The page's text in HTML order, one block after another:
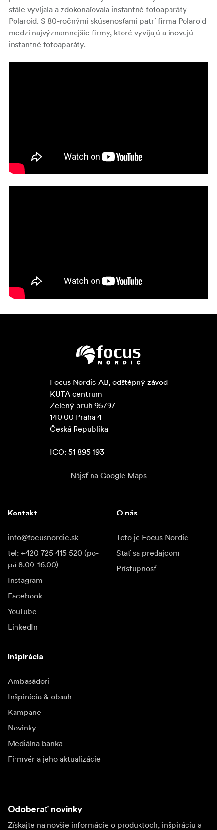
stále vyvíjala a zdokonaľovala instantné fotoaparáty
Polaroid. S 80-ročnými skúsenosťami patrí firma Polaroid
medzi najvýznamnejšie firmy, ktoré vyvíjajú a inovujú
instantné fotoaparáty.
Focus Nordic AB, odštěpný závod
KUTA centrum
Zelený pruh 95/97
140 00 Praha 4
Česká Republika
ICO: 51 895 193
Nájsť na Google Maps
Kontakt
info@focusnordic.sk
tel: +420 725 415 520 (po-
pá 8:00-16:00)
Instagram
Facebook
YouTube
LinkedIn
O nás
Toto je Focus Nordic
Stať sa predajcom
Prístupnosť
Inšpirácia
Ambasádori
Inšpirácia & obsah
Kampane
Novinky
Mediálna banka
Firmvér a jeho aktualizácie
Odoberať novinky
Získajte najnovšie informácie o produktoch, inšpiráciu a